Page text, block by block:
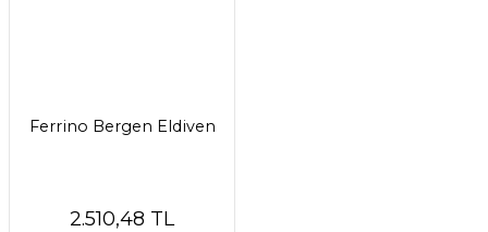
Ferrino Bergen Eldiven
2.510,48 TL